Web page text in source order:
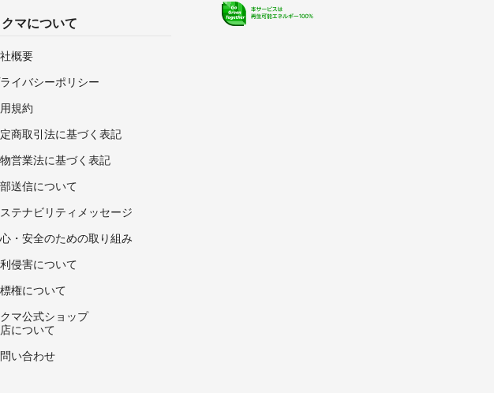
マについて
概要
イバシーポリシー
規約
商取引法に基づく表記
営業法に基づく表記
送信について
テナビリティメッセージ
・安全のための取り組み
侵害について
権について
マ公式ショップ
について
い合わせ